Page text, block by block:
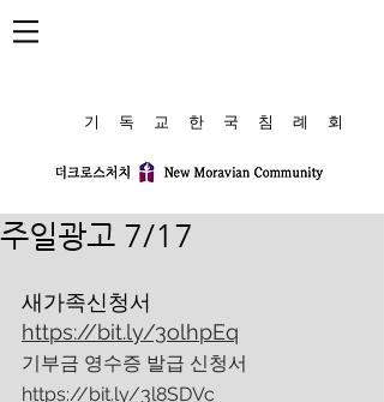
​기 독 교 한 국 침 례 회
주일광고 7/17
새가족신청서
https://bit.ly/3olhpEq
기부금 영수증 발급 신청서
https://bit.ly/3l8SDVc